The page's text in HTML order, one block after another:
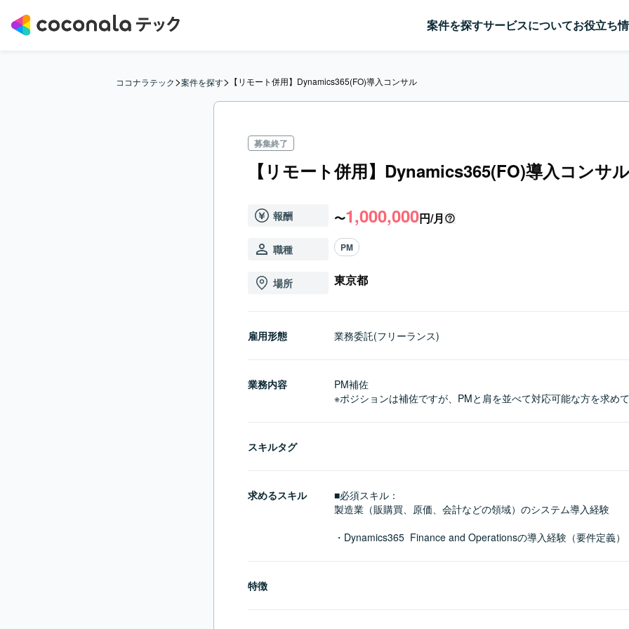
案件を探すサービスについてお役立ち
ココナラテック>案件を探す> 【リモート併用】Dynamics365(FO)導入コンサル
募集終了
【リモート併用】Dynamics365(FO)導入コンサル
報酬 〜1,000,000円/月
職種 PM
場所 東京都
雇用形態 業務委託(フリーランス)
業務内容
PM補佐
※ポジションは補佐ですが、PMと肩を並べて対応可能な方を求め
スキルタグ
求めるスキル
■必須スキル：
製造業（販購買、原価、会計などの領域）のシステム導入経験
・Dynamics365  Finance and Operationsの導入経験（要件定義）
特徴